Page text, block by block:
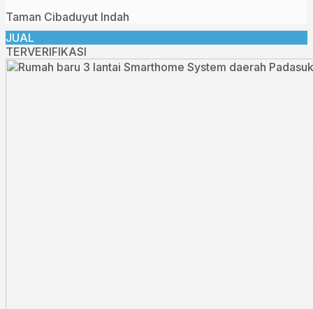
Taman Cibaduyut Indah
JUAL
TERVERIFIKASI